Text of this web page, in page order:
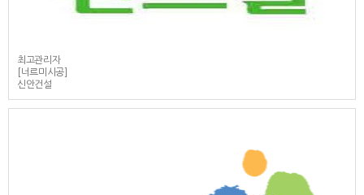
최고관리자
[너르미시공]
신안건설